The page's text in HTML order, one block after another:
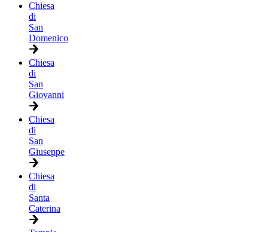
Chiesa
di
San
Domenico
Chiesa
di
San
Giovanni
Chiesa
di
San
Giuseppe
Chiesa
di
Santa
Caterina